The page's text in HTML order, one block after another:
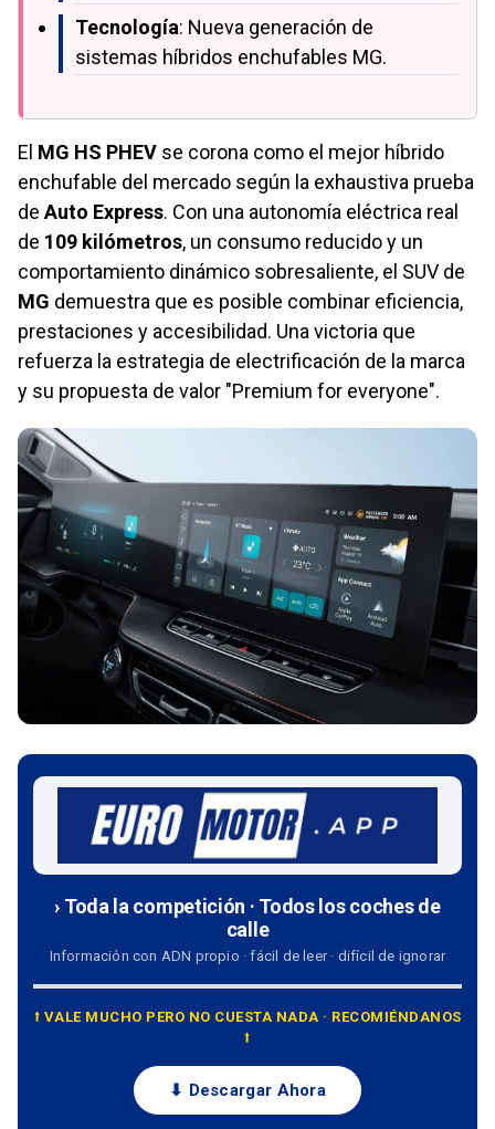
Tecnología: Nueva generación de
sistemas híbridos enchufables MG.
El MG HS PHEV se corona como el mejor híbrido
enchufable del mercado según la exhaustiva prueba
de Auto Express. Con una autonomía eléctrica real
de 109 kilómetros, un consumo reducido y un
comportamiento dinámico sobresaliente, el SUV de
MG demuestra que es posible combinar eficiencia,
prestaciones y accesibilidad. Una victoria que
refuerza la estrategia de electrificación de la marca
y su propuesta de valor "Premium for everyone".
› Toda la competición · Todos los coches de
calle
Información con ADN propio · fácil de leer · difícil de ignorar
⭡ VALE MUCHO PERO NO CUESTA NADA · RECOMIÉNDANOS
⭡
⬇ Descargar Ahora